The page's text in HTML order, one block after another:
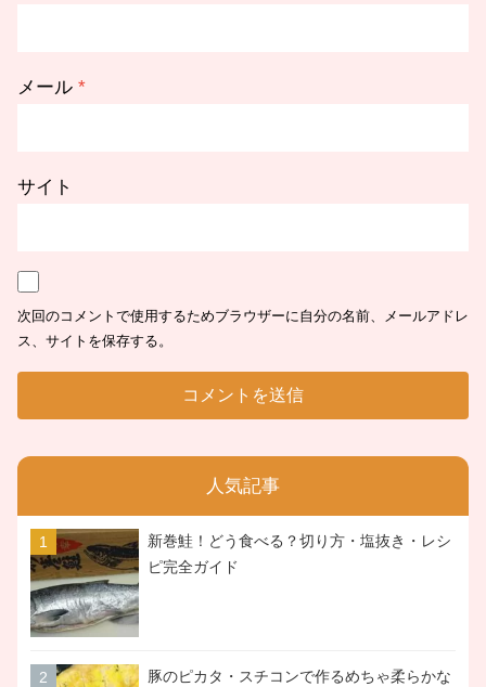
メール *
サイト
次回のコメントで使用するためブラウザーに自分の名前、メールアドレ
ス、サイトを保存する。
人気記事
新巻鮭！どう食べる？切り方・塩抜き・レシ
ピ完全ガイド
豚のピカタ・スチコンで作るめちゃ柔らかな